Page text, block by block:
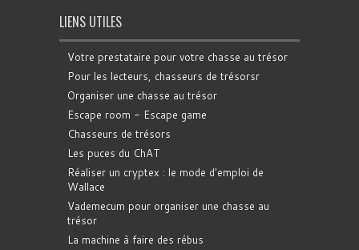
LIENS UTILES
Votre prestataire pour votre chasse au trésor
Pour les lecteurs, chasseurs de trésorsr
Organiser une chasse au trésor
Escape room - Escape game
Chasseurs de trésors
Les puces du ChAT
Réaliser un cryptex : le mode d'emploi de
Wallace
Vademecum pour organiser une chasse au
trésor
La machine à faire des rébus